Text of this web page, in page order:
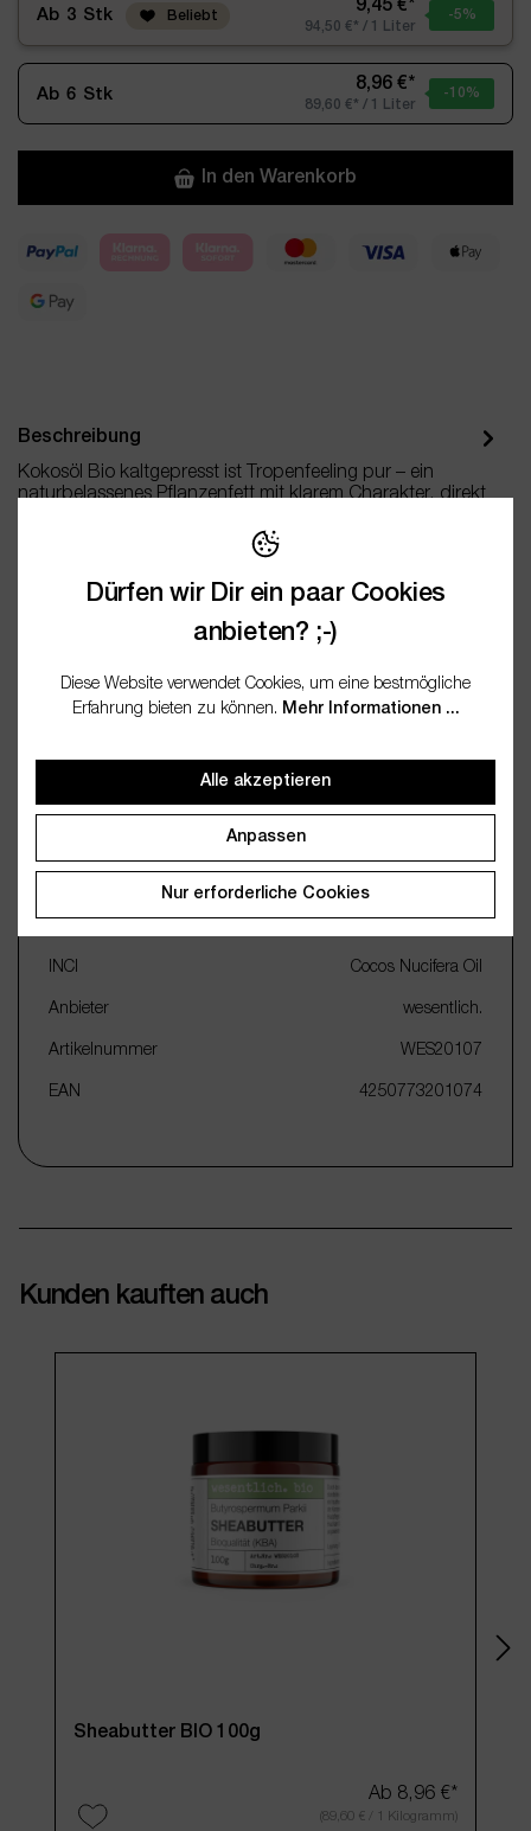
Ab 3 Stk Beliebt
9,45 €*
94,50 €* / 1 Liter
-5%
Ab 6 Stk
8,96 €*
89,60 €* / 1 Liter
-10%
In den Warenkorb
Beschreibung
Kokosöl Bio kaltgepresst ist Tropenfeeling pur – ein
naturbelassenes Pflanzenfett mit klarem Charakter, direkt
Dokumentation
Kokosöl bio kaltgepresst
INCI Cocos Nucifera Oil
Anbieter wesentlich.
Artikelnummer WES20107
EAN 4250773201074
Kunden kauften auch
Sheabutter BIO 100g
Ab 8,96 €*
(89,60 € / 1 Kilogramm)
Dürfen wir Dir ein paar Cookies
anbieten? ;-)
Diese Website verwendet Cookies, um eine bestmögliche
Erfahrung bieten zu können. Mehr Informationen ...
Alle akzeptieren
Anpassen
Nur erforderliche Cookies